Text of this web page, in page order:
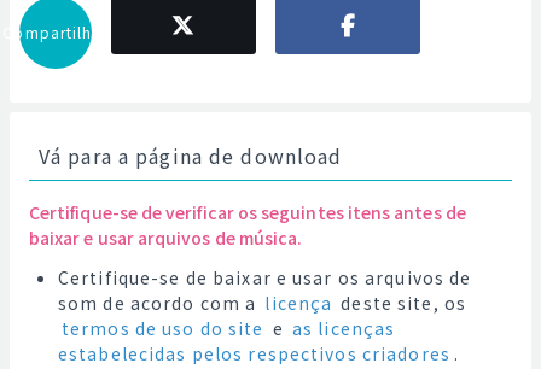
Compartilhar
Vá para a página de download
Certifique-se de verificar os seguintes itens antes de
baixar e usar arquivos de música.
Certifique-se de baixar e usar os arquivos de
som de acordo com a licença deste site, os
termos de uso do site e as licenças
estabelecidas pelos respectivos criadores .